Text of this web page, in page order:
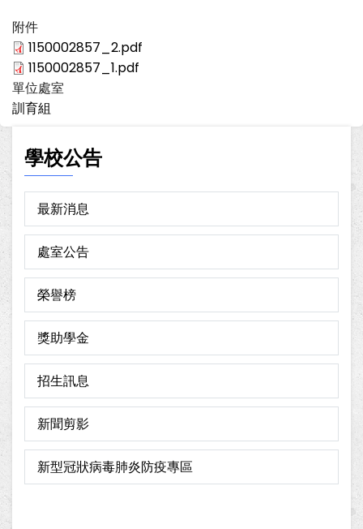
附件
1150002857_2.pdf
1150002857_1.pdf
單位處室
訓育組
學校公告
最新消息
處室公告
榮譽榜
獎助學金
招生訊息
新聞剪影
新型冠狀病毒肺炎防疫專區